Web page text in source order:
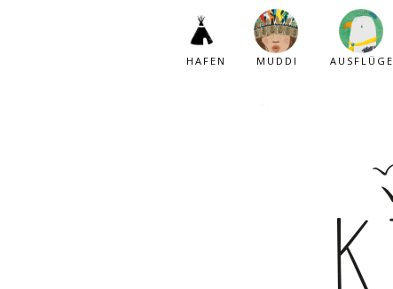
HAFEN MUDDI AUSFLÜGE